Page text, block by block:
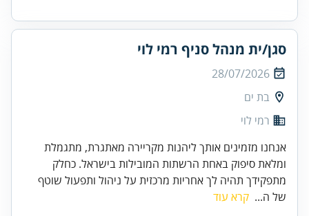
סגן/ית מנהל סניף רמי לוי
28/07/2026
בת ים
רמי לוי
אנחנו מזמינים אותך ליהנות מקריירה מאתגרת, מתגמלת
ומלאת סיפוק באחת הרשתות המובילות בישראל. כחלק
מתפקידך תהיה לך אחריות מרכזית על ניהול ותפעול שוטף
של ה... קרא עוד